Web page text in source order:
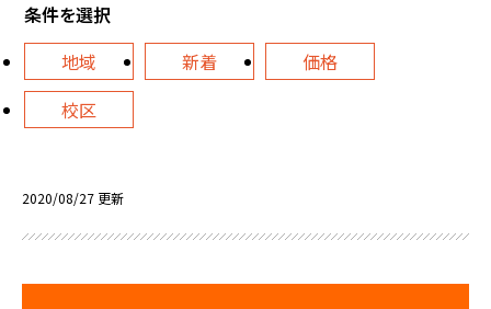
条件を選択
地域
新着
価格
校区
2020/08/27 更新